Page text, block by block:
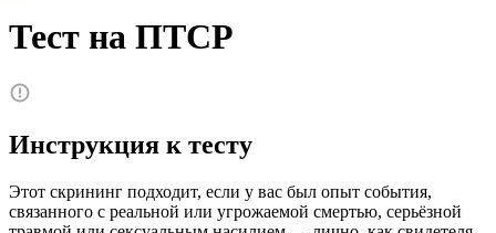
Тест на ПТСР
Инструкция к тесту
Этот скрининг подходит, если у вас был опыт события,
связанного с реальной или угрожаемой смертью, серьёзной